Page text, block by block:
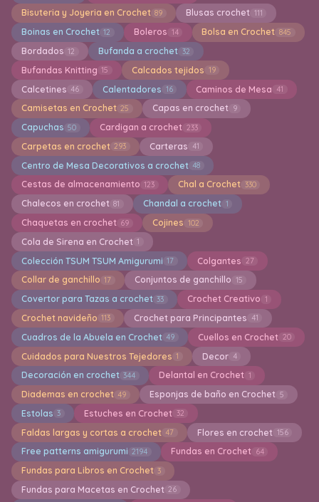
Bisuteria y Joyeria en Crochet 89 Blusas crochet 111
Boinas en Crochet 12 Boleros 14 Bolsa en Crochet 845
Bordados 12 Bufanda a crochet 32
Bufandas Knitting 15 Calcados tejidos 19
Calcetines 46 Calentadores 16 Caminos de Mesa 41
Camisetas en Crochet 25 Capas en crochet 9
Capuchas 50 Cardigan a crochet 233
Carpetas en crochet 293 Carteras 41
Centro de Mesa Decorativos a crochet 48
Cestas de almacenamiento 123 Chal a Crochet 330
Chalecos en crochet 81 Chandal a crochet 1
Chaquetas en crochet 69 Cojines 102
Cola de Sirena en Crochet 1
Colección TSUM TSUM Amigurumi 17 Colgantes 27
Collar de ganchillo 17 Conjuntos de ganchillo 15
Covertor para Tazas a crochet 33 Crochet Creativo 1
Crochet navideño 113 Crochet para Principantes 41
Cuadros de la Abuela en Crochet 49 Cuellos en Crochet 20
Cuidados para Nuestros Tejedores 1 Decor 4
Decoración en crochet 344 Delantal en Crochet 1
Diademas en crochet 49 Esponjas de baño en Crochet 5
Estolas 3 Estuches en Crochet 32
Faldas largas y cortas a crochet 47 Flores en crochet 156
Free patterns amigurumi 2194 Fundas en Crochet 64
Fundas para Libros en Crochet 3
Fundas para Macetas en Crochet 26